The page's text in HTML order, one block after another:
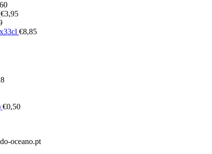
€3,95
€8,85
€0,50
oceano.pt